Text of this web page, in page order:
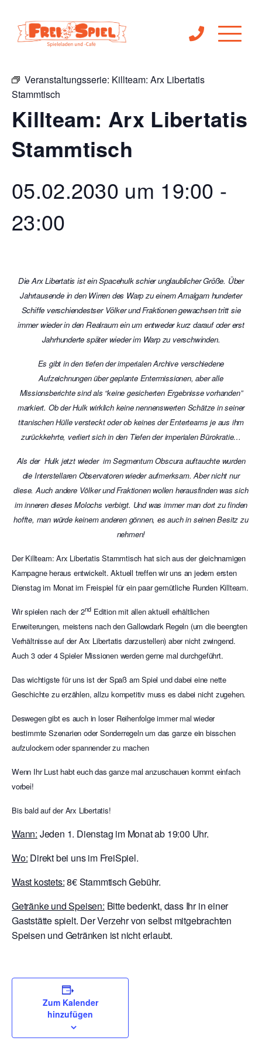
« Alle Veranstaltungen
Veranstaltungsserie: Killteam: Arx Libertatis
Stammtisch
Killteam: Arx Libertatis
Stammtisch
05.02.2030 um 19:00 -
23:00
Die Arx Libertatis ist ein Spacehulk schier unglaublicher Größe. Über
Jahrtausende in den Wirren des Warp zu einem Amalgam hunderter
Schiffe verschiendestser Völker und Fraktionen gewachsen tritt sie
immer wieder in den Realraum ein um entweder kurz darauf oder erst
Jahrhunderte später wieder im Warp zu verschwinden.
Es gibt in den tiefen der imperialen Archive verschiedene
Aufzeichnungen über geplante Entermissionen, aber alle
Missionsberichte sind als “keine gesicherten Ergebnisse vorhanden”
markiert. Ob der Hulk wirklich keine nennenswerten Schätze in seiner
titanischen Hülle versteckt oder ob keines der Enterteams je aus ihm
zurückkehrte, verliert sich in den Tiefen der imperialen Bürokratie…
Als der Hulk jetzt wieder im Segmentum Obscura auftauchte wurden
die Interstellaren Observatoren wieder aufmerksam. Aber nicht nur
diese. Auch andere Völker und Fraktionen wollen herausfinden was sich
im inneren dieses Molochs verbirgt. Und was immer man dort zu finden
hoffte, man würde keinem anderen gönnen, es auch in seinen Besitz zu
nehmen!
Der Killteam: Arx Libertatis Stammtisch hat sich aus der gleichnamigen
Kampagne heraus entwickelt. Aktuell treffen wir uns an jedem ersten
Dienstag im Monat im Freispiel für ein paar gemütliche Runden Killteam.
Wir spielen nach der 2nd Edition mit allen aktuell erhältlichen
Erweiterungen, meistens nach den Gallowdark Regeln (um die beengten
Verhältnisse auf der Arx Libertatis darzustellen) aber nicht zwingend.
Auch 3 oder 4 Spieler Missionen werden gerne mal durchgeführt.
Das wichtigste für uns ist der Spaß am Spiel und dabei eine nette
Geschichte zu erzählen, allzu kompetitiv muss es dabei nicht zugehen.
Deswegen gibt es auch in loser Reihenfolge immer mal wieder
bestimmte Szenarien oder Sonderregeln um das ganze ein bisschen
aufzulockern oder spannender zu machen
Wenn Ihr Lust habt euch das ganze mal anzuschauen kommt einfach
vorbei!
Bis bald auf der Arx Libertatis!
Wann: Jeden 1. Dienstag im Monat ab 19:00 Uhr.
Wo: Direkt bei uns im FreiSpiel.
Wast kostets:8€ Stammtisch Gebühr.
Getränke und Speisen: Bitte bedenkt, dass Ihr in einer
Gaststätte spielt. Der Verzehr von selbst mitgebrachten
Speisen und Getränken ist nicht erlaubt.
Zum Kalender
hinzufügen